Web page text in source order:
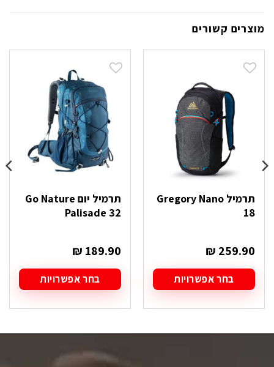
מוצרים קשורים
תרמיל Gregory Nano
18
₪ 259.90
בחר אפשרויות
למוצר
זה
מספר
תרמיל יום Go Nature
Palisade 32
₪ 189.90
בחר אפשרויות
למוצר
זה
מספר
ניתן